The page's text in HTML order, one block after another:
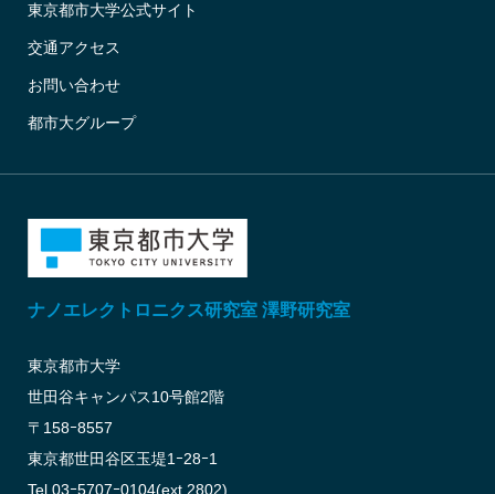
東京都市大学公式サイト
交通アクセス
お問い合わせ
都市大グループ
ナノエレクトロニクス研究室 澤野研究室
東京都市大学
世田谷キャンパス10号館2階
〒158ｰ8557
東京都世田谷区玉堤1ｰ28ｰ1
Tel 03ｰ5707ｰ0104(ext.2802)